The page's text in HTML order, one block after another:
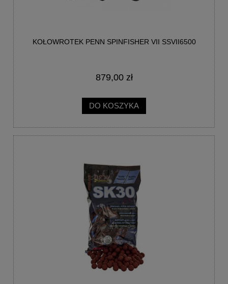
KOŁOWROTEK PENN SPINFISHER VII SSVII6500
879,00 zł
DO KOSZYKA